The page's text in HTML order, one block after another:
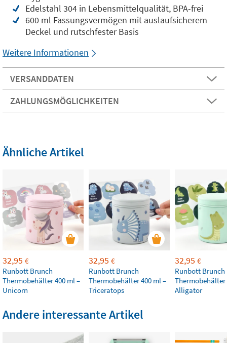
Edelstahl 304 in Lebensmittelqualität, BPA-frei
600 ml Fassungsvermögen mit auslaufsicherem
Deckel und rutschfester Basis
Weitere Informationen
VERSANDDATEN
ZAHLUNGSMÖGLICHKEITEN
Ähnliche Artikel
32,95 €
Runbott Brunch
Thermobehälter 400 ml –
Unicorn
32,95 €
Runbott Brunch
Thermobehälter 400 ml –
Triceratops
32,95 €
Runbott Brunch
Thermobehälter
Alligator
Andere interessante Artikel